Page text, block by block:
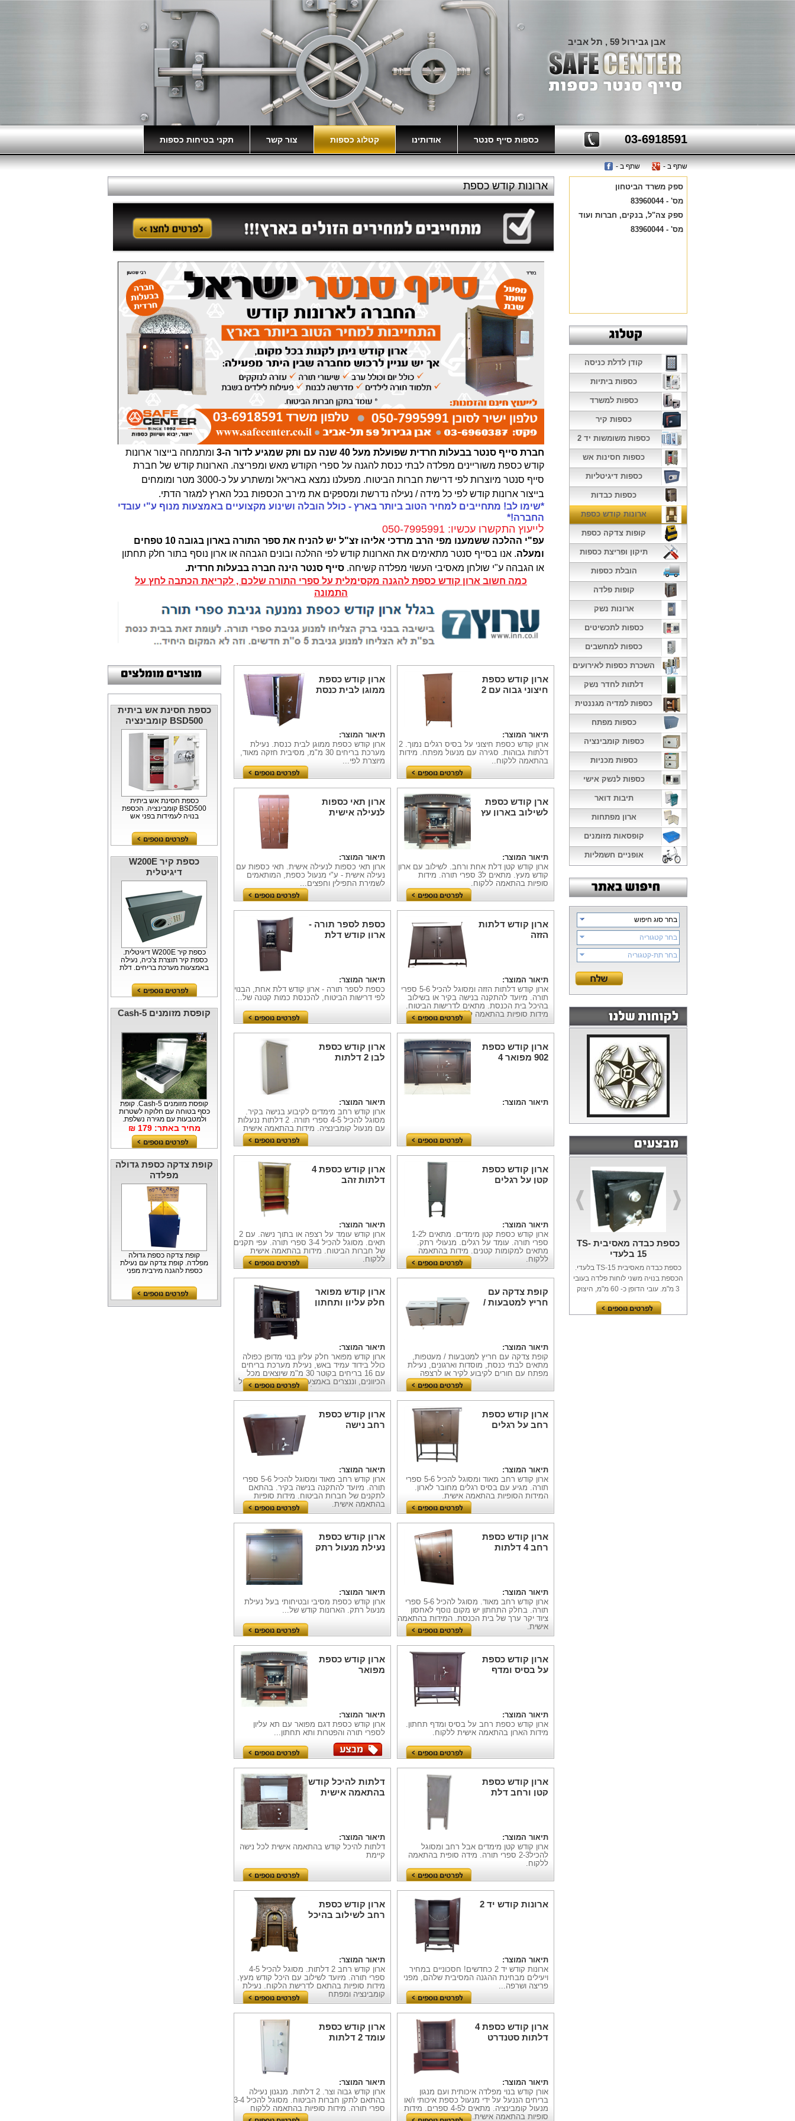
אבן גבירול 59 , תל אביב
03-6918591 כספות סייף סנטר אודותינו קטלוג כספות צור קשר תקני בטיחות כספות
מדריכים איך לבחור כספת? אופניים חשמליות שתף ב - שתף ב -
ארונות קודש כספת
חברת סייף סנטר בבעלות חרדית שפועלת מעל 40 שנה עם ותק שמגיע לדור ה-3 ומתמחה בייצור ארונות
קודש כספת משוריינים מפלדה לבתי כנסת להגנה על ספרי הקודש מאש ומפריצה. הארונות קודש של חברת
סייף סנטר מיוצרות לפי דרישת חברות הביטוח
. מפעלנו נמצא באריאל ומשתרע על כ-3000 מטר ומומחים
בייצור ארונות קודש לפי כל מידה / נעילה נדרשת ומספקים את מירב הכספות בכל הארץ למגזר הדתי.
*שימו לב! מתחייבים למחיר הטוב ביותר בארץ - כולל הובלה ושינוע מקצועיים באמצעות מנוף ע"י עובדי
החברה!*
לייעוץ התקשרו עכשיו: 050-7995991
עפ"י ההלכה ששמענו מפי הרב מרדכי אליהו זצ"ל יש להניח את ספר התורה בארון בגובה 10 טפחים
ומעלה. אנו בסייף סנטר מתאימים את הארונות קודש לפי ההלכה ובונים הגבהה או ארון נוסף בתור חלק תחתון
או הגבהה ע"י שולחן מאסיבי העשוי מפלדה קשיחה. סייף סנטר הינה חברה בבעלות חרדית.
כמה חשוב ארון קודש כספת להגנה מקסימלית על ספרי התורה שלכם , לקריאת הכתבה לחץ על
התמונה
כספת חסינת אש ביתית
BSD500 קומבינציה
כספת חסינת אש ביתית
BSD500 קומבינציה. הכספת
בנויה לעמידות בפני אש
דרישות מכון...
כספת קיר W200E
דיגיטלית
כספת קיר W200E דיגיטלית.
כספת קיר תוצרת צ'כיה, נעילה
באמצעות מערכת בריחים, דלת
קופסת מזומנים Cash-5
קופסת מזומנים Cash-5. קופת
כסף בטוחה עם חלוקה לשטרות
ולמטבעות עם מגירה נשלפת,
מגיעה במספר צבעים...
מחיר באתר: 179 ₪
קופת צדקה כספת גדולה
מפלדה
קופת צדקה כספת גדולה
מפלדה. קופת צדקה עם נעילת
כספת להגנה מירבית מפני
של...
ארון קודש כספת
חיצוני גבוה עם 2
תיאור המוצר:
ארון קודש כספת חיצוני על בסיס רגלים נמוך. 2
דלתות גבוהות. סגירה עם מנעול מפתח. מידות
בהתאמה ללקוח..
ארון קודש כספת
ממוגן לבית כנסת
תיאור המוצר:
ארון קודש כספת ממוגן לבית כנסת. נעילת
מערכת בריחים 30 מ"מ, מסיבית חזקה מאוד,
מיוצרת לפי...
ארן קודש כספת
לשילוב בארון עץ
תיאור המוצר:
ארון קודש קטן דלת אחת ורחב. לשילוב עם ארון
קודש מעץ. מתאים ל3 ספרי תורה. מידות
סופיות בהתאמה ללקוח.
ארון תאי כספות
לנעילה אישית
תיאור המוצר:
ארון תאי כספות לנעילה אישית. תאי כספות עם
נעילה אישית - ע"י מנעול כספת, המותאמים
לשמירת התפילין וחפצים...
ארון קודש דלתות
הזזה
תיאור המוצר:
ארון קודש דלתות הזזה ומסוגל להכיל 5-6 ספרי
תורה. מיועד להתקנה בנישה בקיר או בשילוב
בהיכל בית הכנסת. מתאים לדרישות הביטוח.
מידות סופיות בהתאמה ללקוח.
כספת לספר תורה -
ארון קודש דלת
תיאור המוצר:
כספת לספר תורה - ארון קודש דלת אחת, הבנוי
לפי דרישות הביטוח, להכנסת כמות קטנה של...
ארון קודש כספת
902 מפואר 4
תיאור המוצר:
ארון קודש כספת
לבן 2 דלתות
תיאור המוצר:
ארון קודש רחב מימדים לקיבוע בנישה בקיר.
מסוגל להכיל 4-5 ספרי תורה. 2 דלתות ננעלות
עם מנעול קומבינציה. מידות בהתאמה אישית
ארון קודש כספת
קטן על רגלים
תיאור המוצר:
ארון קודש כספת קטן מימדים. מתאים ל1-2
ספרי תורה. עומד על רגלים. מנעולי רתק.
מתאים למקומות קטנים. מידות בהתאמה
ללקוח.
ארון קודש כספת 4
דלתות זהב
תיאור המוצר:
ארון קודש עומד על רצפה או בתוך נישה. עם 2
תאים. מסוגל להכיל 3-4 ספרי תורה. עפי תקנים
של חברות הביטוח. מידות בהתאמה אישית
ללקוח.
קופת צדקה עם
חריץ למטבעות /
תיאור המוצר:
קופת צדקה עם חריץ למטבעות / מעטפות,
מתאים לבתי כנסת, מוסדות וארגונים, נעילת
מפתח עם חורים לקיבוע לקיר או לרצפה
ארון קודש מפואר
חלק עליון ותחתון
תיאור המוצר:
ארון קודש מפואר חלק עליון בנוי מדופן כפולה
כולל בידוד עמיד באש, נעילת מערכת בריחים
עם 16 בריחים בקוטר 30 מ"מ שיוצאים מכל
הכיוונים, וננצרים באמצעות מנעול מפתח כפול
שיניים + קומבינציה. חלק תחתון בנוי מדופן
פלדה כולל מערכת בריחים + מנעול מפתח +
ארון קודש כספת
רחב על רגלים
תיאור המוצר:
ארון קודש רחב מאוד ומסוגל להכיל 5-6 ספרי
תורה. מגיע עם בסיס רגלים מחובר לארון.
המידות הסופיות בהתאמה אישית.
ארון קודש כספת
רחב נישה
תיאור המוצר:
ארון קודש רחב מאוד ומסוגל להכיל 5-6 ספרי
תורה. מיועד להתקנה בנישה בקיר. בהתאם
לתקנים של חברות הביטוח. מידות סופיות
בהתאמה אישית.
ארון קודש כספת
רחב 4 דלתות
תיאור המוצר:
ארון קודש רחב מאוד. מסוגל להכיל 5-6 ספרי
תורה. בחלק התחתון יש מקום נוסף לאחסון
ציוד יקר ערך של בית הכנסת. המידות בהתאמה
אישית.
ארון קודש כספת
נעילת מנעול רתק
תיאור המוצר:
ארון קודש כספת מסיבי ובטיחותי בעל נעילת
מנעול רתק. הארונות קודש של...
ארון קודש כספת
על בסיס ומדף
תיאור המוצר:
ארון קודש כספת רחב על בסיס ומדף תחתון.
מידות הארון בהתאמה אישית ללקוח.
ארון קודש כספת
מפואר
תיאור המוצר:
ארון קודש כספת דגם מפואר עם תא עליון
לספרי תורה והפטרות ותא תחתון...
ארון קודש כספת
קטן ורחב דלת
תיאור המוצר:
ארון קודש קטן מימדים אבל רחב ומסוגל
להכיל2-3 ספרי תורה. מידה סופית בהתאמה
ללקוח.
דלתות להיכל קודש
בהתאמה אישית
תיאור המוצר:
דלתות להיכל קודש בהתאמה אישית לכל נישה
קיימת
ארונות קודש יד 2
תיאור המוצר:
ארונות קודש יד 2 כחדשים! חסכוניים במחיר
ויעילים מבחינת ההגנה המסיבית שלהם, מפני
פריצה ושרפה...
ארון קודש כספת
רחב לשילוב בהיכל
תיאור המוצר:
ארון קודש רחב 2 דלתות. מסוגל להכיל 4-5
ספרי תורה. מיועד לשילוב עם היכל קודש מעץ.
מידות סופיות בהתאם לדרישת הלקוח. נעילת
קומבינציה ומפתח
ארון קודש כספת 4
דלתות סטנדרט
תיאור המוצר:
אורן קודש בנוי מפלדה איכותית ועם מנגון
בריחים הננעל על ידי מנעול כספת איכותי ו/או
מנעול קומבינציה. מתאים ל4-5 ספרים. מידות
סופיות בהתאמה אישית.
ארון קודש כספת
עומד 2 דלתות
תיאור המוצר:
ארון קודש גבוה וצר. 2 דלתות. מנגנון נעילה
בהתאם לתקן חברות הביטוח. מסוגל להכיל 3-4
ספרי תורה. מידות סופיות בהתאמה ללקוח
ספק משרד הביטחון
מס' - 83960044
ספק צה"ל, בנקים, חברות ועוד
מס' - 83960044
קודן לדלת כניסה
כספות ביתיות
כספות למשרד
כספות קיר
כספות משומשות יד 2
כספות חסינות אש
כספות דיגיטליות
כספות כבדות
ארונות קודש כספת
קופות צדקה כספת
תיקון ופריצת כספות
הובלת כספות
קופות פלדה
ארונות נשק
כספות לתכשיטים
כספות למחשבים
השכרת כספות לאירועים
דלתות לחדר נשק
כספות למדיה מגננטית
כספות מפתח
כספות קומבינציה
כספות מכניות
כספות לנשק אישי
תיבות דואר
ארון מפתחות
קופסאות מזומנים
אופניים חשמליות
בחר סוג חיפוש
בחר קטגוריה
בחר תת-קטגוריה
כספת כבדה מאסיבית TS-
15 בלעדי
כספת כבדה מאסיבית TS-15 בלעדי.
הכספת בנויה משני לוחות פלדה בעובי
3 מ"מ. עובי הדופן כ- 60 מ"מ, היצוק
בסגסוגת בטון...